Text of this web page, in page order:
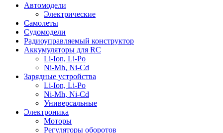
Автомодели
Электрические
Самолеты
Судомодели
Радиоуправляемый конструктор
Аккумуляторы для RC
Li-Ion, Li-Po
Ni-Mh, Ni-Cd
Зарядные устройства
Li-Ion, Li-Po
Ni-Mh, Ni-Cd
Универсальные
Электроника
Моторы
Регуляторы оборотов